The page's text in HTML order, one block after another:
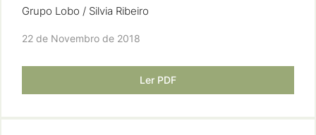
Grupo Lobo / Silvia Ribeiro
22 de Novembro de 2018
Ler PDF